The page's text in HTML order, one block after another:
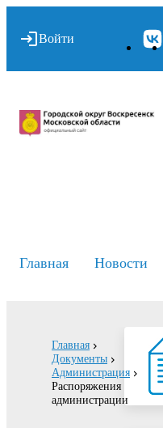
Войти
Главная Новости
Главная
Документы
Администрация
Распоряжения
администрации